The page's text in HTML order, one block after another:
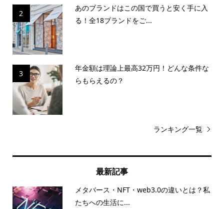
2
あのブランドはこの国で買うと安く手に入
る！全18ブランドをご...
3
年金額は理論上最高32万円！どんな条件な
らもらえるの？
ランキング一覧
最新記事
メタバース・NFT・web3.0の違いとは？私
たちへの生活に...